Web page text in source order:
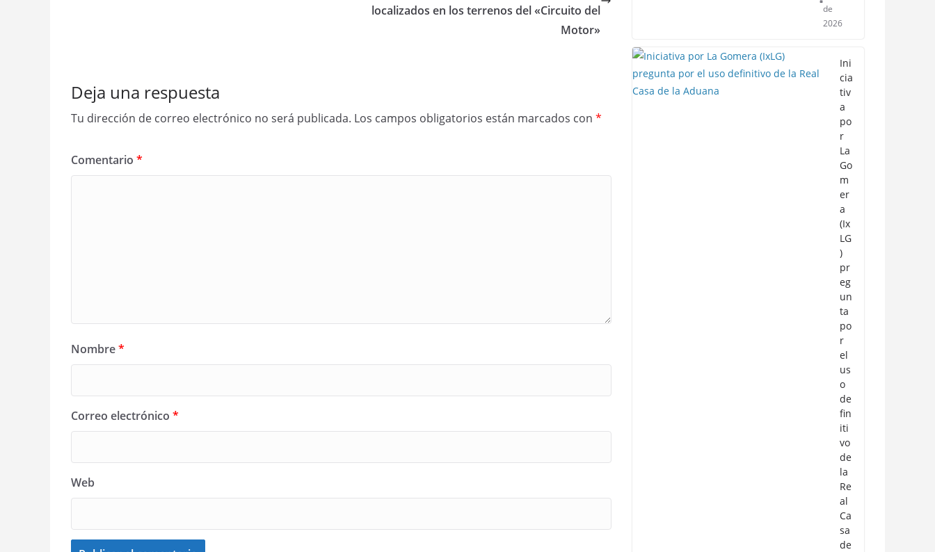
localizados en los terrenos del «Circuito del
Motor»
Deja una respuesta
Tu dirección de correo electrónico no será publicada. Los campos obligatorios están marcados con *
Comentario *
Nombre*
Correo electrónico *
Web
de
2026
Ini
cia
tiv
a
po
r
La
Go
m
er
a
(Ix
LG
)
pr
eg
un
ta
po
r
el
us
o
de
fin
iti
vo
de
la
Re
al
Ca
sa
de